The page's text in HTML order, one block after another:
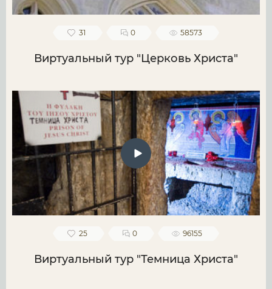
31 0 58573
Виртуальный тур "Церковь Христа"
25 0 96155
Виртуальный тур "Темница Христа"